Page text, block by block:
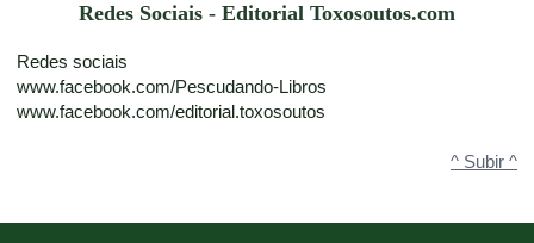
Redes Sociais - Editorial Toxosoutos.com
Redes sociais
www.facebook.com/Pescudando-Libros
www.facebook.com/editorial.toxosoutos
^ Subir ^